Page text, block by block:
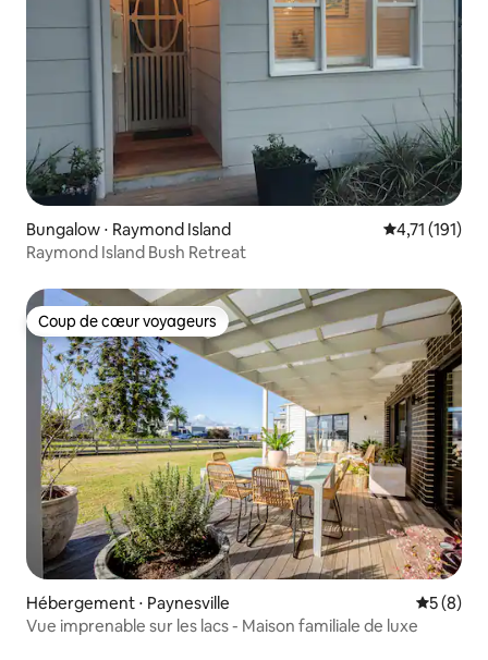
Bungalow ⋅ Raymond Island Évaluation
4,71 (191)
Raymond Island Bush Retreat
Coup de cœur voyageurs
Coup de cœur voyageurs
Hébergement ⋅ Paynesville
5 (8)
Vue imprenable sur les lacs - Maison familiale de luxe